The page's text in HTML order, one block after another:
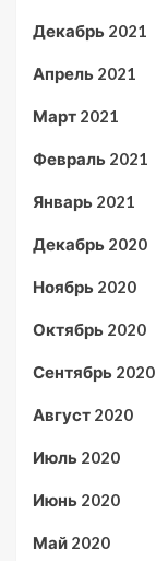
Декабрь 2021
Апрель 2021
Март 2021
Февраль 2021
Январь 2021
Декабрь 2020
Ноябрь 2020
Октябрь 2020
Сентябрь 2020
Август 2020
Июль 2020
Июнь 2020
Май 2020